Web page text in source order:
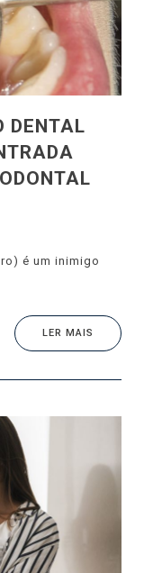
DENTAL
é um inimigo
LER MAIS